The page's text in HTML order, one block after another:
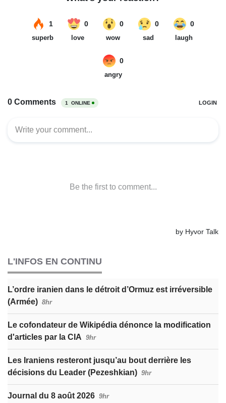
L'INFOS EN CONTINU
L’ordre iranien dans le détroit d’Ormuz est irréversible
(Armée) 8hr
Le cofondateur de Wikipédia dénonce la modification
d'articles par la CIA 9hr
Les Iraniens resteront jusqu’au bout derrière les
décisions du Leader (Pezeshkian) 9hr
Journal du 8 août 2026 9hr